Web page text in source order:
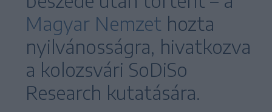
Magyar Nemzet hozta
nyilvánosságra, hivatkozva
a kolozsvári SoDiSo
Research kutatására.